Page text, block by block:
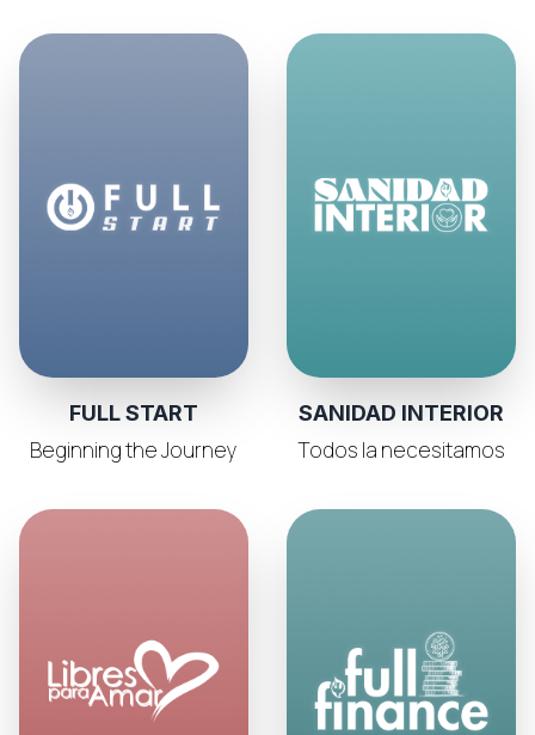
FULL START
Beginning the Journey
SANIDAD INTERIOR
Todos la necesitamos